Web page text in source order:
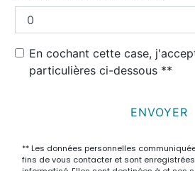
En cochant cette case,
particulières ci-dessous **
ENVOYER
** Les données personnelles
fins de vous contacter et sont